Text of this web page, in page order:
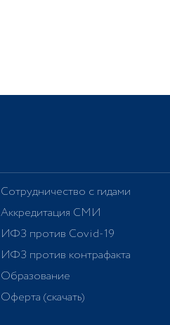
Сотрудничество с гидами
Аккредитация СМИ
ИФЗ против Covid-19
ИФЗ против контрафакта
Образование
Оферта (скачать)